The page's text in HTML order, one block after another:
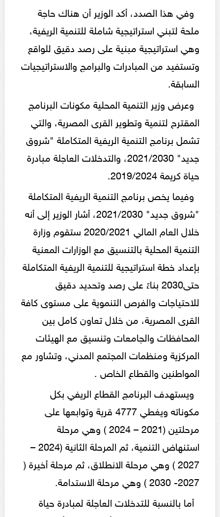
وفي هذا الصدد، أكد الوزير أن هناك حاجة
ملحة لتبني استراتيجية شاملة للتنمية الريفية،
وهي استراتيجية مبنية على رصد دقيق للواقع
وتستفيد من المبادرات والبرامج والاستراتيجيات
السابقة.
وعرض وزير التنمية المحلية مكونات البرنامج
المقترح لتنمية وتطوير القرى المصرية، والتي
تشمل برنامج التنمية الريفية المتكاملة "شروق
جديد" 2021/2030، والتدخلات العاجلة مبادرة
حياة كريمة 2019/2024.
وفيما يخص برنامج التنمية الريفية المتكاملة
"شروق جديد" 2021/2030، أشار الوزير إلى أنه
خلال العام المالي 2020/2021 ستقوم وزارة
التنمية المحلية بالتنسيق مع الوزارات المعنية
بإعداد خطة استراتيجية للتنمية الريفية المتكاملة
حتى2030 بناءً على رصد وتحديد دقيق
للاحتياجات والفرص التنموية على مستوى كافة
القرى المصرية، من خلال تعاون كامل بين
المحافظات والجامعات وتنسيق مع الهيئات
المركزية ومنظمات المجتمع المدني، وتشاور مع
المواطنين والقطاع الخاص .
ويستهدف البرنامج القطاع الريفي بكل
مكوناته ويغطي 4777 قرية وتوابعها على
مرحلتين (2021 – 2024 ) وهي مرحلة
استنهاض التنمية، ثم المرحلة الثانية (2024 –
2027 ) وهي مرحلة الانطلاق، ثم مرحلة أخيرة (
2027- 2030 ) وهي مرحلة الاستدامة.
أما بالنسبة للتدخلات العاجلة لمبادرة حياة